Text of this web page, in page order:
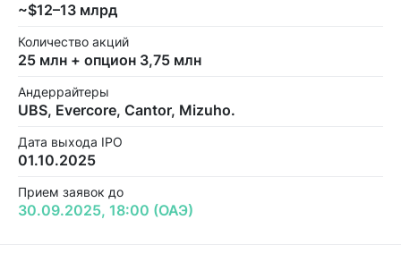
~$12–13 млрд
Количество акций
25 млн + опцион 3,75 млн
Андеррайтеры
UBS, Evercore, Cantor, Mizuho.
Дата выхода IPO
01.10.2025
Прием заявок до
30.09.2025, 18:00 (ОАЭ)